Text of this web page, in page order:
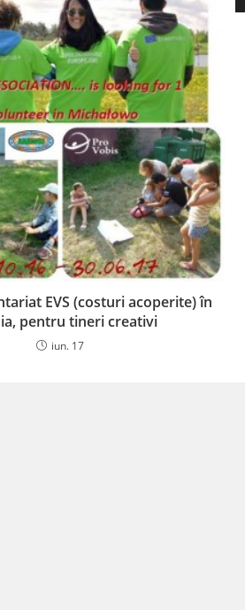
EVS (costuri acoperite) în
pentru tineri creativi
iun. 17